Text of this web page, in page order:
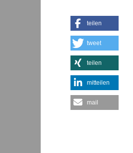
teilen
tweet
teilen
mitteilen
mail